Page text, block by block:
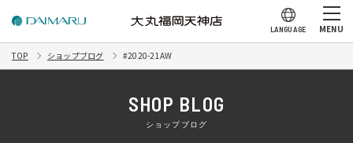
LANGUAGE MENU
TOP ショップブログ #2020-21AW
SHOP BLOG
ショップブログ